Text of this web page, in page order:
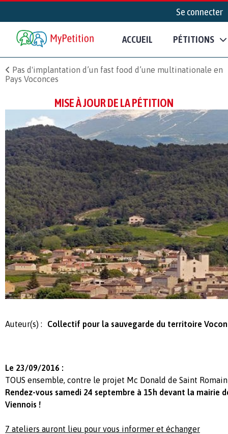
Se connecter
ACCUEIL PÉTITIONS
Pas d'implantation d’un fast food d’une multinationale en
Pays Voconces
MISE À JOUR DE LA PÉTITION
Auteur(s) : Collectif pour la sauvegarde du territoire
Le 23/09/2016 :
TOUS ensemble, contre le projet Mc Donald de Saint
Rendez-vous samedi 24 septembre à 15h devant la mairie
Viennois !
7 ateliers auront lieu pour vous informer et échanger